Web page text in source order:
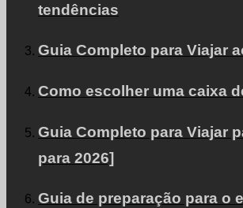
tendências
Guia Completo para Viajar
Como escolher uma caixa
Guia Completo para Viajar
para 2026]
Guia de preparação para o